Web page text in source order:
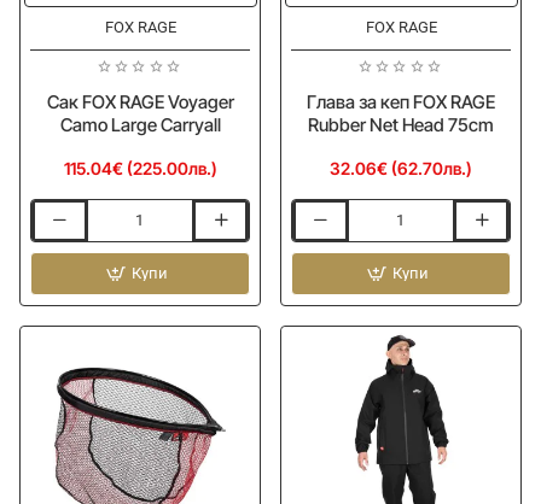
FOX RAGE
Сак FOX RAGE Voyager
Camo Large Carryall
115.04€ (225.00лв.)
FOX
Voyager
Camo
Carryall
Купи
FOX RAGE
Глава за кеп FOX RAGE
Rubber Net Head 75cm
32.06€ (62.70лв.)
за
FOX
RAGE
Купи